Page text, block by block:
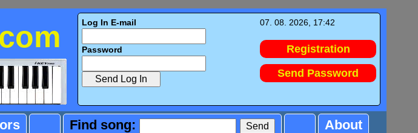
Log In E-mail
Password
07. 08. 2026, 17:42
Registration
Send Password
Find song: About